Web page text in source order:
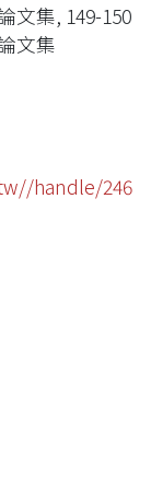
文集, 149-150
文集
handle/246